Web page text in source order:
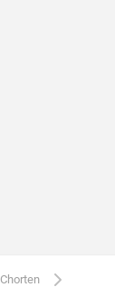
Chorten